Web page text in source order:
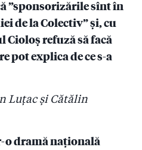
cu fir de șpagă (II). Lista
pompierilor. De ce tace
care a pus artificiile la
pirotehnic pe Național
tot pompierii nu l-au
Aldoiu, șeful celor doi
”sponsorizările sînt în
de la Colectiv” și, cu
Cioloș refuză să facă
pot explica de ce s-a
Luțac și Cătălin
dramă națională